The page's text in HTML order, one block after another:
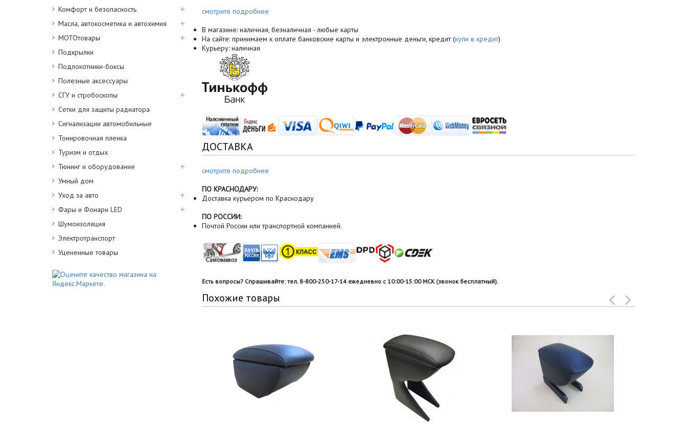
Комфорт и безопасность
Масла, автокосметика и автохимия
МОТОтовары
Подкрылки
Подлокотники-боксы
Полезные аксессуары
СГУ и стробоскопы
Сетки для защиты радиатора
Сигнализации автомобильные
Тонировочная пленка
Туризм и отдых
Тюнинг и оборудование
Умный дом
Уход за авто
Фары и Фонари LED
Шумоизоляция
Электротранспорт
Уцененные товары
смотрите подробнее
В магазине: наличная, безналичная - любые карты
На сайте: принимаем к оплате банковские карты и электронные деньги, кредит (купи в кредит)
Курьеру: наличная
ДОСТАВКА
смотрите подробнее
ПО КРАСНОДАРУ:
Доставка курьером по Краснодару
ПО РОССИИ:
Почтой России или транспортной компанией.
Есть вопросы? Спрашивайте: тел. 8-800-250-17-14 ежедневно с 10:00-15:00 МСК (звонок бесплатный).
Похожие товары